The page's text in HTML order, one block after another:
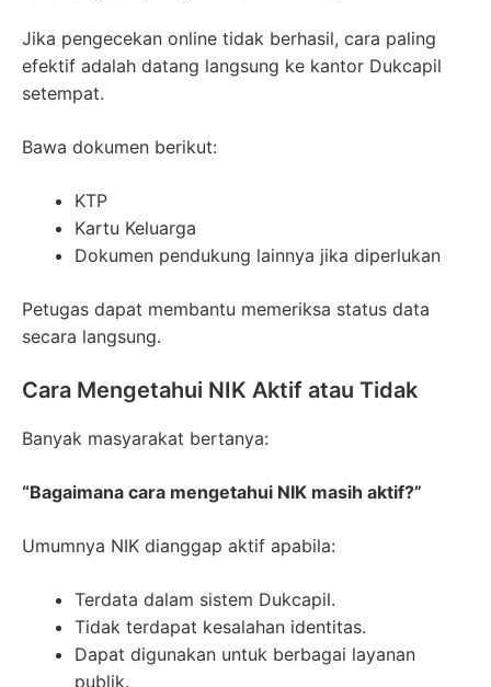
Jika pengecekan online tidak berhasil, cara paling
efektif adalah datang langsung ke kantor Dukcapil
setempat.
Bawa dokumen berikut:
KTP
Kartu Keluarga
Dokumen pendukung lainnya jika diperlukan
Petugas dapat membantu memeriksa status data
secara langsung.
Cara Mengetahui NIK Aktif atau Tidak
Banyak masyarakat bertanya:
“Bagaimana cara mengetahui NIK masih aktif?”
Umumnya NIK dianggap aktif apabila:
Terdata dalam sistem Dukcapil.
Tidak terdapat kesalahan identitas.
Dapat digunakan untuk berbagai layanan
publik.